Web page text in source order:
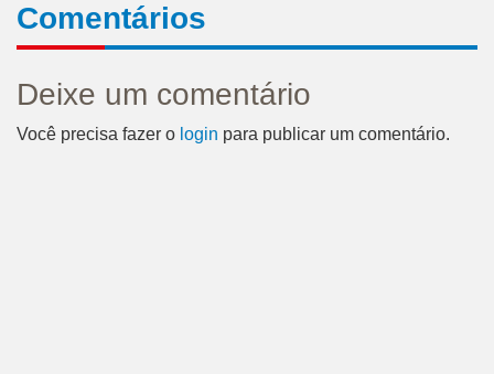
Comentários
Deixe um comentário
Você precisa fazer o login para publicar um comentário.